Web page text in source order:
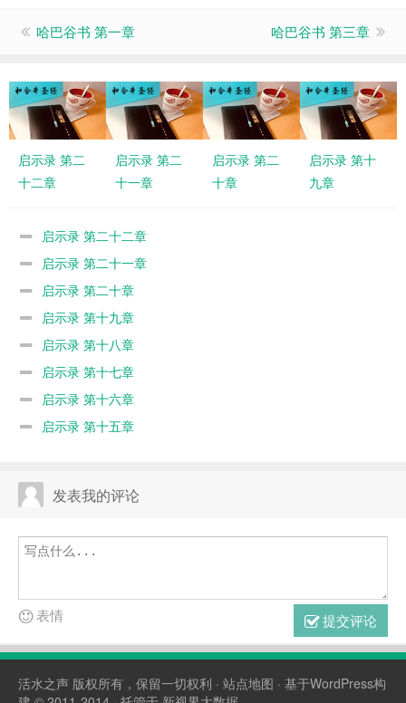
哈巴谷书 第一章 哈巴谷书 第三章
启示录 第二
十二章
启示录 第二
十一章
启示录 第二
十章
启示录 第十
九章
启示录 第二十二章
启示录 第二十一章
启示录 第二十章
启示录 第十九章
启示录 第十八章
启示录 第十七章
启示录 第十六章
启示录 第十五章
发表我的评论
提交评论
表情
活水之声 版权所有，保留一切权利 · 站点地图 · 基于WordPress构